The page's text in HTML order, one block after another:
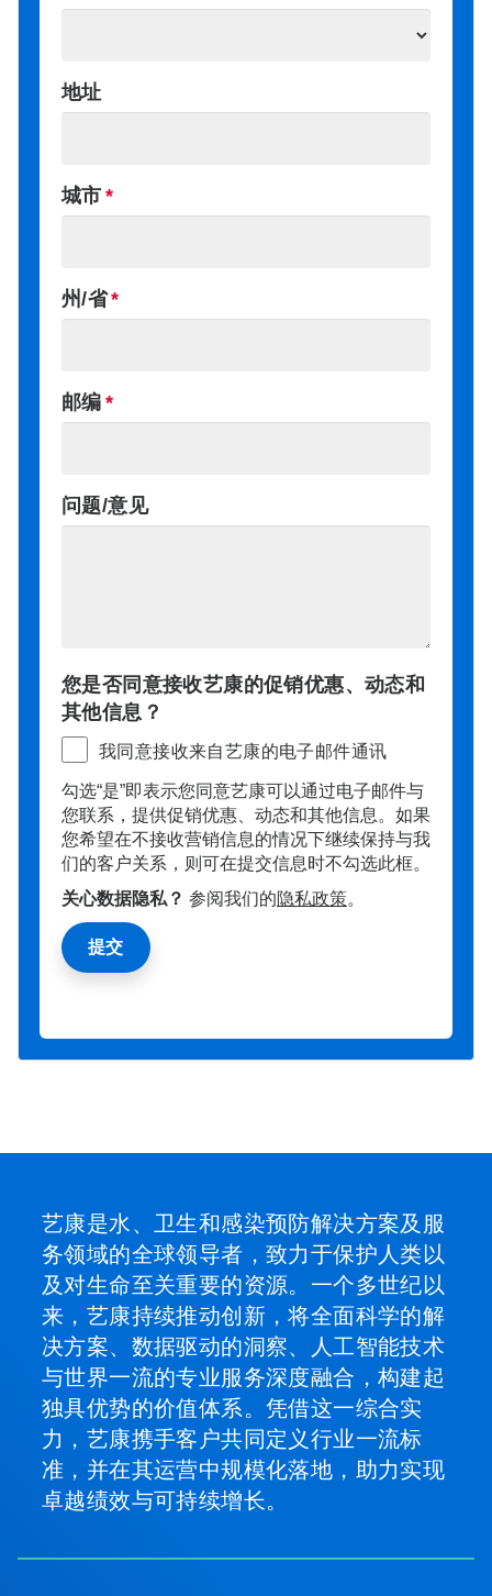
地址
城市
州/省
邮编
问题/意见
您是否同意接收艺康的促销优惠、动态和
其他信息？
我同意接收来自艺康的电子邮件通讯
勾选“是”即表示您同意艺康可以通过电子邮件与
您联系，提供促销优惠、动态和其他信息。如果
您希望在不接收营销信息的情况下继续保持与我
们的客户关系，则可在提交信息时不勾选此框。
关心数据隐私？ 参阅我们的隐私政策。
艺康是水、卫生和感染预防解决方案及服
务领域的全球领导者，致力于保护人类以
及对生命至关重要的资源。一个多世纪以
来，艺康持续推动创新，将全面科学的解
决方案、数据驱动的洞察、人工智能技术
与世界一流的专业服务深度融合，构建起
独具优势的价值体系。凭借这一综合实
力，艺康携手客户共同定义行业一流标
准，并在其运营中规模化落地，助力实现
卓越绩效与可持续增长。